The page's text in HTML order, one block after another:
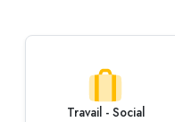
Travail - Social